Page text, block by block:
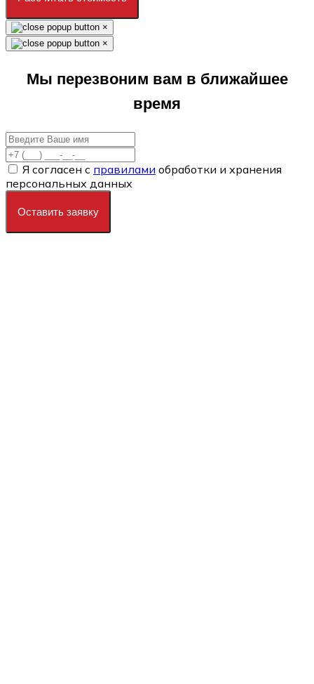
×
×
Мы перезвоним вам в ближайшее
время
Я согласен с правилами обработки и хранения
персональных данных
Оставить заявку